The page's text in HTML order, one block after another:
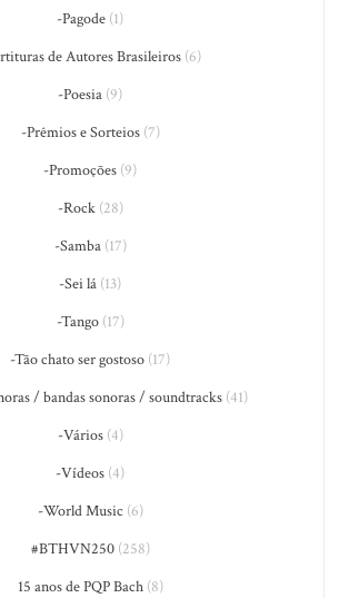
-Pagode (1)
de Autores Brasileiros(6)
-Poesia (9)
-Prêmios e Sorteios(7)
-Promoções (9)
-Rock(28)
-Samba(17)
-Sei lá (13)
-Tango(17)
-Tão chato ser gostoso (17)
/ bandas sonoras / soundtracks(41)
-Vários(4)
-Vídeos (4)
-World Music (6)
#BTHVN250(258)
15 anos de PQP Bach(8)